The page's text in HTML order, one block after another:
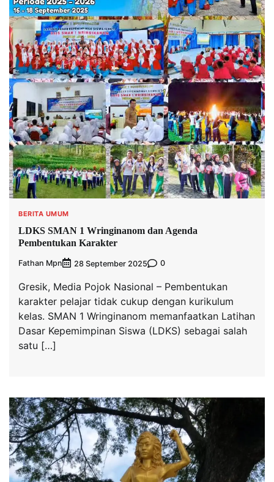
BERITA UMUM
LDKS SMAN 1 Wringinanom dan Agenda
Pembentukan Karakter
Fathan Mpn 28 September 2025 0
Gresik, Media Pojok Nasional – Pembentukan
karakter pelajar tidak cukup dengan kurikulum
kelas. SMAN 1 Wringinanom memanfaatkan Latihan
Dasar Kepemimpinan Siswa (LDKS) sebagai salah
satu […]